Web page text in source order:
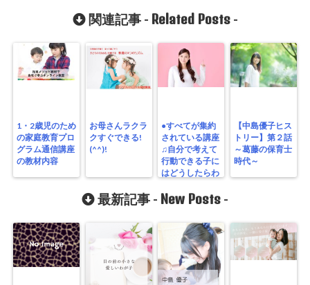
関連記事 - Related Posts-
1・2歳児のため
の家庭教育プロ
グラム通信講座
の教材内容
お母さんラクラ
クすぐできる!
(^^)!
●すべてが集約
されている講座
♫自分で考えて
行動できる子に
はどうしたらわ
【中島優子ヒス
トリー】第２話
～葛藤の保育士
時代～
最新記事 - New Posts -